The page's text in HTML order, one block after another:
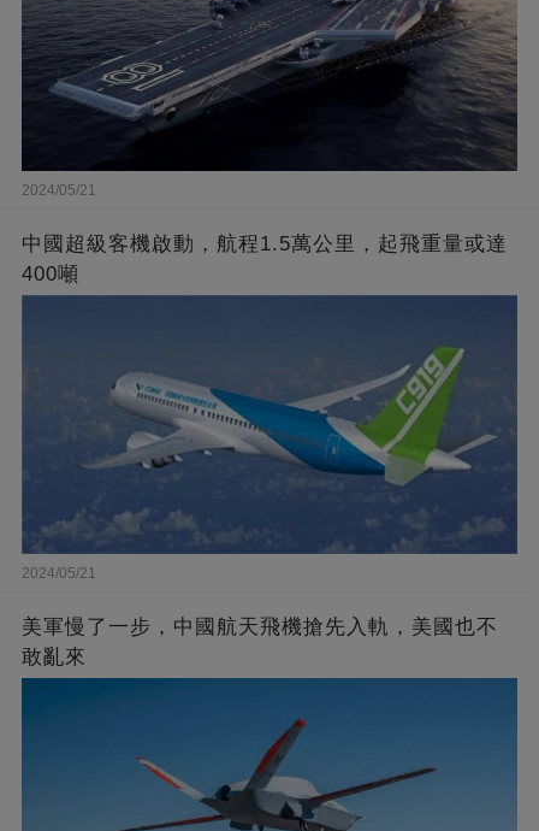
2024/05/21
中國超級客機啟動，航程1.5萬公里，起飛重量或達
400噸
2024/05/21
美軍慢了一步，中國航天飛機搶先入軌，美國也不
敢亂來